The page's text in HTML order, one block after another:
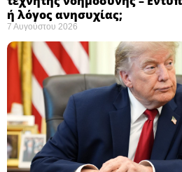
ή λόγος ανησυχίας; ​
7 Αυγούστου 2026